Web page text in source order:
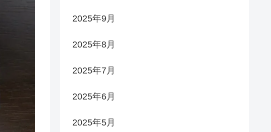
2025年9月
2025年8月
2025年7月
2025年6月
2025年5月